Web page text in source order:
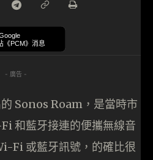
《PCM》消息
- 廣告 -
Sonos Roam，是當時市
和藍牙接連的便攜無線音
Fi 或藍牙訊號，的確比很